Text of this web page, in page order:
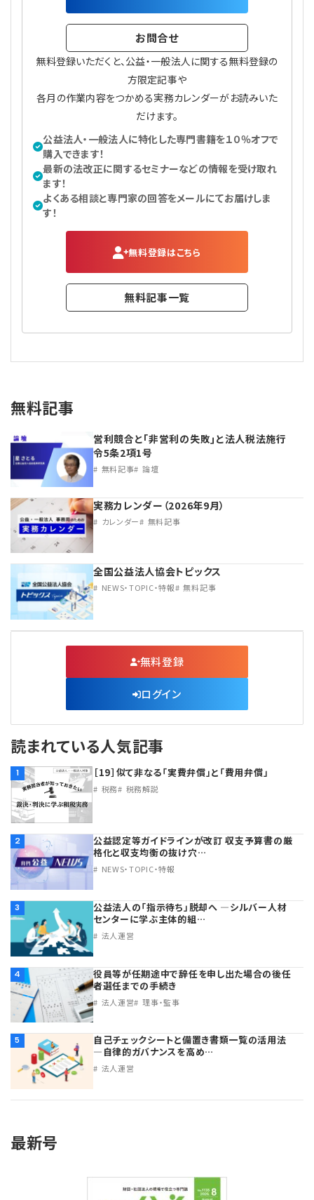
お問合せ
無料登録いただくと、公益・一般法人に関する無料登録の
方限定記事や
各月の作業内容をつかめる実務カレンダーがお読みいた
だけます。
公益法人・一般法人に特化した専門書籍を１０％オフで
購入できます！
最新の法改正に関するセミナーなどの情報を受け取れ
ます！
よくある相談と専門家の回答をメールにてお届けしま
す！
無料登録はこちら
無料記事一覧
無料記事
営利競合と｢非営利の失敗｣と法人税法施行
令5条2項1号
無料記事 論壇
実務カレンダー（2026年9月）
カレンダー 無料記事
全国公益法人協会トピックス
NEWS・TOPIC・特報 無料記事
無料登録
ログイン
読まれている人気記事
1 ［19］似て非なる「実費弁償」と「費用弁償」
税務 税務解説
2
公益認定等ガイドラインが改訂 収支予算書の厳
格化と収支均衡の抜け穴…
NEWS・TOPIC・特報
3
公益法人の「指示待ち」脱却へ ―シルバー人材
センターに学ぶ主体的組…
法人運営
4
役員等が任期途中で辞任を申し出た場合の後任
者選任までの手続き
法人運営 理事・監事
5
自己チェックシートと備置き書類一覧の活用法
―自律的ガバナンスを高め…
法人運営
最新号